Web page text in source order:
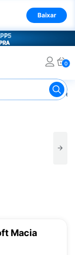
Baixar
0
Escova de
Macia